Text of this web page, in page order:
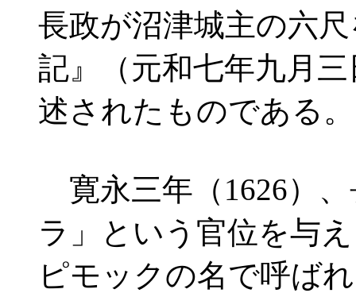
長政が沼津城主の六
記』（元和七年九月
述されたものである。
寛永三年（1626）
ラ」という官位を与
ピモックの名で呼ば